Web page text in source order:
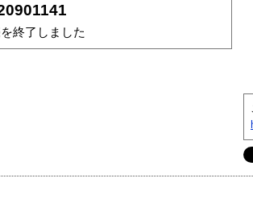
終了しました